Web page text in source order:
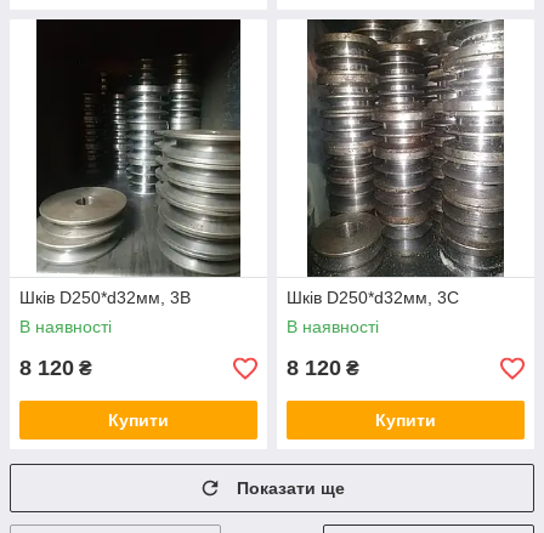
Шків D250*d32мм, 3В
В наявності
8 120 ₴
Купити
Шків D250*d32мм, 3С
В наявності
8 120 ₴
Купити
Показати ще